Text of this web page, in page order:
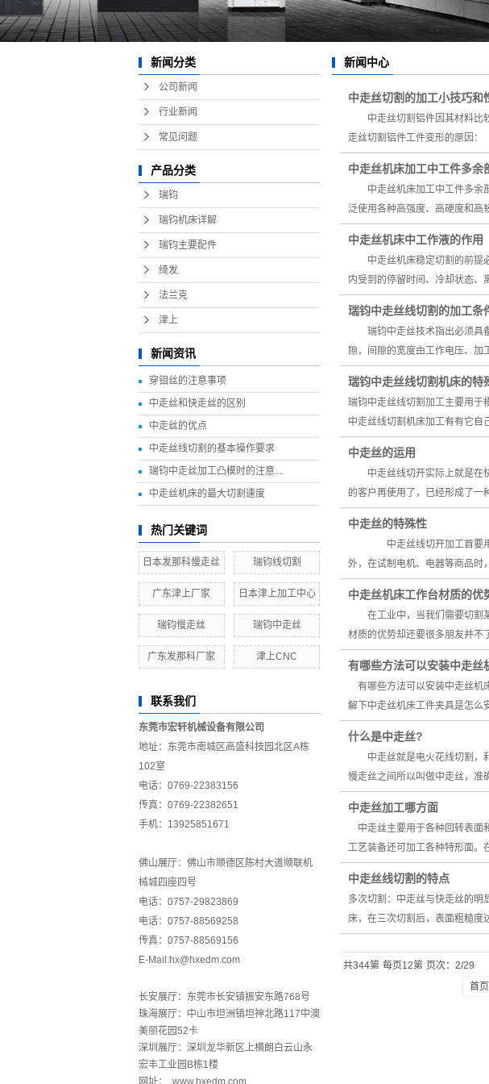
新闻分类
公司新闻
行业新闻
常见问题
产品分类
瑞钧
瑞钧机床详解
瑞钧主要配件
绮发
法兰克
津上
新闻资讯
穿钼丝的注意事项
中走丝和快走丝的区别
中走丝的优点
中走丝线切割的基本操作要求
瑞钧中走丝加工凸模时的注意...
中走丝机床的最大切割速度
热门关键词
日本发那科慢走丝 瑞钧线切割
广东津上厂家 日本津上加工中心
瑞钧慢走丝 瑞钧中走丝
广东发那科厂家 津上CNC
联系我们
东莞市宏轩机械设备有限公司
地址：东莞市南城区高盛科技园北区A栋
102室
电话：0769-22383156
传真：0769-22382651
手机：13925851671
佛山展厅：佛山市顺德区陈村大道顺联机
械城四座四号
电话：0757-29823869
电话：0757-88569258
传真：0757-88569156
E-Mail:hx@hxedm.com
长安展厅：东莞市长安镇振安东路768号
珠海展厅：中山市坦洲镇坦神北路117中澳
美丽花园52卡
深圳展厅：深圳龙华新区上横朗白云山永
宏丰工业园B栋1楼
网址： www.hxedm.com
新闻中心
中走丝切割的加工小技巧和
中走丝切割铝件因其材料比
走丝切割铝件工件变形的原因
中走丝机床加工中工件多余
中走丝机床加工中工件多余部
泛使用各种高强度、高硬度和高
中走丝机床中工作液的作用
中走丝机床稳定切割的前提必
内受到的停留时间、冷却状态
瑞钧中走丝线切割的加工条
瑞钧中走丝技术指出必须具
隙，间隙的宽度由工作电压、加
瑞钧中走丝线切割机床的特
瑞钧中走丝线切割加工主要用于
中走丝线切割机床加工有有它自
中走丝的运用
中走丝线切开实际上就是在快
的客户再使用了，已经形成了
中走丝的特殊性
中走丝线切开加工首要用于
外，在试制电机、电器等商品
中走丝机床工作台材质的优
在工业中，当我们需要切割某
材质的优势却还要很多朋友并
有哪些方法可以安装中走丝
有哪些方法可以安装中走丝机
解下中走丝机床工件夹具是怎
什么是中走丝?
中走丝就是电火花线切割，利
慢走丝之间所以叫做中走丝，准
中走丝加工哪方面
中走丝主要用于各种回转表面
工艺装备还可加工各种特形面
中走丝线切割的特点
多次切割：中走丝与快走丝的明
床，在三次切割后，表面粗糙度
共344第 每页12第 页次：2/29
首页